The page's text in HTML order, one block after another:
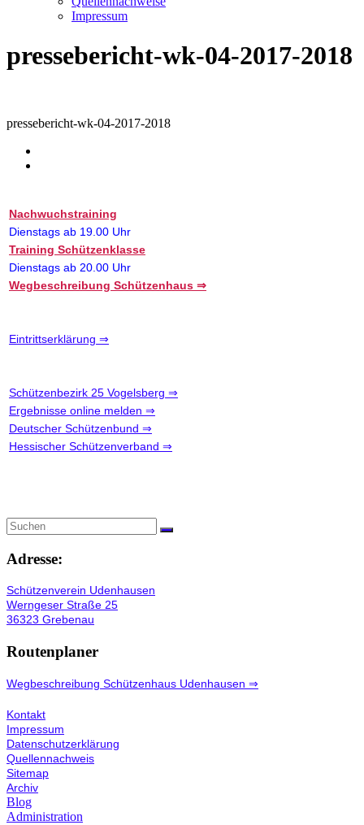
Impressum
pressebericht-wk-04-2017-2018
pressebericht-wk-04-2017-2018
Nachwuchstraining
Dienstags ab 19.00 Uhr
Training Schützenklasse
Dienstags ab 20.00 Uhr
Wegbeschreibung Schützenhaus ⇒
Eintrittserklärung ⇒
Schützenbezirk 25 Vogelsberg ⇒
Ergebnisse online melden ⇒
Deutscher Schützenbund ⇒
Hessischer Schützenverband ⇒
Adresse:
Schützenverein Udenhausen
Werngeser Straße 25
36323 Grebenau
Routenplaner
Wegbeschreibung Schützenhaus Udenhausen ⇒
Kontakt
Impressum
Datenschutzerklärung
Quellennachweis
Sitemap
Archiv
Blog
Administration